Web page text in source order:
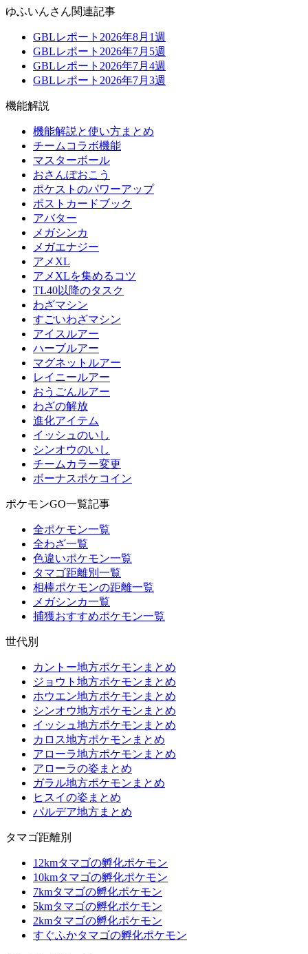
ゆふいんさん関連記事
GBLレポート2026年8月1週
GBLレポート2026年7月5週
GBLレポート2026年7月4週
GBLレポート2026年7月3週
機能解説
機能解説と使い方まとめ
チームコラボ機能
マスターボール
おさんぽおこう
ポケストのパワーアップ
ポストカードブック
アバター
メガシンカ
メガエナジー
アメXL
アメXLを集めるコツ
TL40以降のタスク
わざマシン
すごいわざマシン
アイスルアー
ハーブルアー
マグネットルアー
レイニールアー
おうごんルアー
わざの解放
進化アイテム
イッシュのいし
シンオウのいし
チームカラー変更
ボーナスポケコイン
ポケモンGO一覧記事
全ポケモン一覧
全わざ一覧
色違いポケモン一覧
タマゴ距離別一覧
相棒ポケモンの距離一覧
メガシンカ一覧
捕獲おすすめポケモン一覧
世代別
カントー地方ポケモンまとめ
ジョウト地方ポケモンまとめ
ホウエン地方ポケモンまとめ
シンオウ地方ポケモンまとめ
イッシュ地方ポケモンまとめ
カロス地方ポケモンまとめ
アローラ地方ポケモンまとめ
アローラの姿まとめ
ガラル地方ポケモンまとめ
ヒスイの姿まとめ
パルデア地方まとめ
タマゴ距離別
12kmタマゴの孵化ポケモン
10kmタマゴの孵化ポケモン
7kmタマゴの孵化ポケモン
5kmタマゴの孵化ポケモン
2kmタマゴの孵化ポケモン
すぐふかタマゴの孵化ポケモン